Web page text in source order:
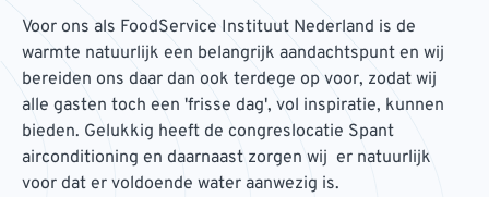
Voor ons als FoodService Instituut Nederland is de
warmte natuurlijk een belangrijk aandachtspunt en wij
bereiden ons daar dan ook terdege op voor, zodat wij
alle gasten toch een 'frisse dag', vol inspiratie, kunnen
bieden. Gelukkig heeft de congreslocatie Spant
airconditioning en daarnaast zorgen wij er natuurlijk
voor dat er voldoende water aanwezig is.